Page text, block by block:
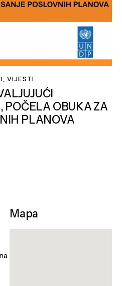
,VIJESTI
POČELA OBUKA ZA
PLANOVA
Mapa